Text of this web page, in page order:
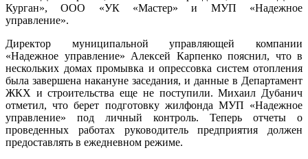
Курган», ООО «УК «Мастер» и МУП «Надежное
управление».
Директор муниципальной управляющей компании
«Надежное управление» Алексей Карпенко пояснил, что в
нескольких домах промывка и опрессовка систем отопления
была завершена накануне заседания, и данные в Департамент
ЖКХ и строительства еще не поступили. Михаил Дубанич
отметил, что берет подготовку жилфонда МУП «Надежное
управление» под личный контроль. Теперь отчеты о
проведенных работах руководитель предприятия должен
предоставлять в ежедневном режиме.